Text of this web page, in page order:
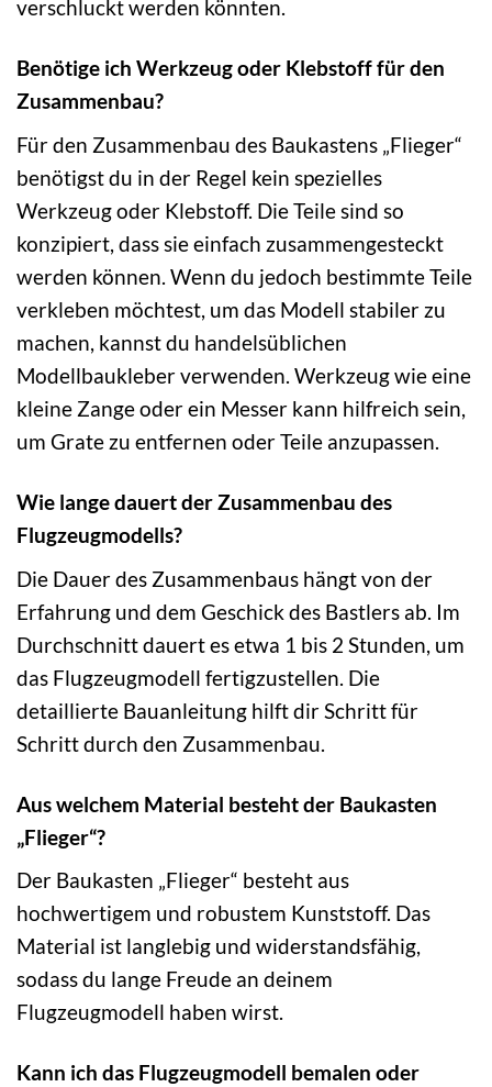
verschluckt werden könnten.
Benötige ich Werkzeug oder Klebstoff für den
Zusammenbau?
Für den Zusammenbau des Baukastens „Flieger“
benötigst du in der Regel kein spezielles
Werkzeug oder Klebstoff. Die Teile sind so
konzipiert, dass sie einfach zusammengesteckt
werden können. Wenn du jedoch bestimmte Teile
verkleben möchtest, um das Modell stabiler zu
machen, kannst du handelsüblichen
Modellbaukleber verwenden. Werkzeug wie eine
kleine Zange oder ein Messer kann hilfreich sein,
um Grate zu entfernen oder Teile anzupassen.
Wie lange dauert der Zusammenbau des
Flugzeugmodells?
Die Dauer des Zusammenbaus hängt von der
Erfahrung und dem Geschick des Bastlers ab. Im
Durchschnitt dauert es etwa 1 bis 2 Stunden, um
das Flugzeugmodell fertigzustellen. Die
detaillierte Bauanleitung hilft dir Schritt für
Schritt durch den Zusammenbau.
Aus welchem Material besteht der Baukasten
„Flieger“?
Der Baukasten „Flieger“ besteht aus
hochwertigem und robustem Kunststoff. Das
Material ist langlebig und widerstandsfähig,
sodass du lange Freude an deinem
Flugzeugmodell haben wirst.
Kann ich das Flugzeugmodell bemalen oder